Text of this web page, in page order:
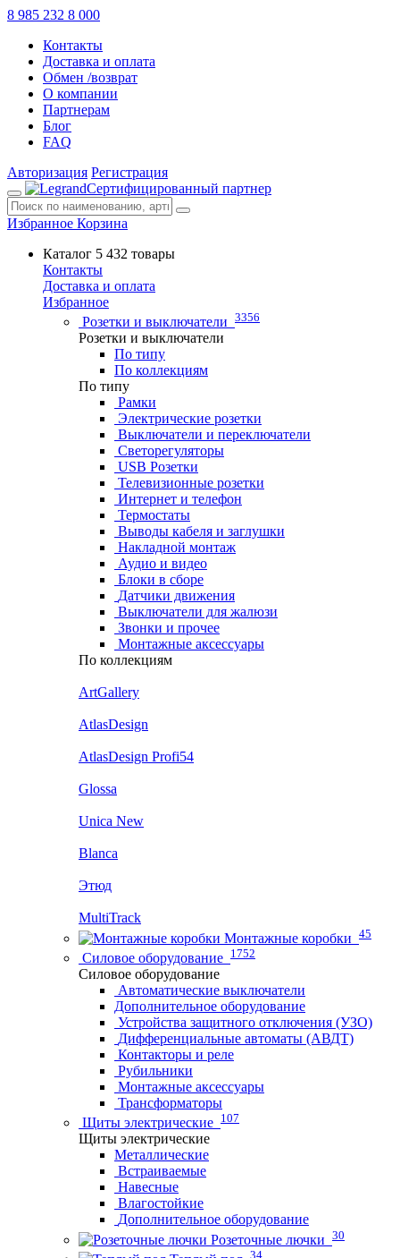
8 985 232 8 000
Контакты
Доставка и оплата
Обмен /возврат
О компании
Партнерам
Блог
FAQ
Авторизация Регистрация
Сертифицированный партнер
Избранное Корзина
Каталог 5 432 товары
Контакты
Доставка и оплата
Избранное
Розетки и выключатели 3356
Розетки и выключатели
По типу
По коллекциям
По типу
Рамки
Электрические розетки
Выключатели и переключатели
Светорегуляторы
USB Розетки
Телевизионные розетки
Интернет и телефон
Термостаты
Выводы кабеля и заглушки
Накладной монтаж
Аудио и видео
Блоки в сборе
Датчики движения
Выключатели для жалюзи
Звонки и прочее
Монтажные аксессуары
По коллекциям
ArtGallery
AtlasDesign
AtlasDesign Profi54
Glossa
Unica New
Blanca
Этюд
MultiTrack
Монтажные коробки 45
Силовое оборудование 1752
Силовое оборудование
Автоматические выключатели
Дополнительное оборудование
Устройства защитного отключения (УЗО)
Дифференциальные автоматы (АВДТ)
Контакторы и реле
Рубильники
Монтажные аксессуары
Трансформаторы
Щиты электрические 107
Щиты электрические
Металлические
Встраиваемые
Навесные
Влагостойкие
Дополнительное оборудование
Розеточные лючки 30
34